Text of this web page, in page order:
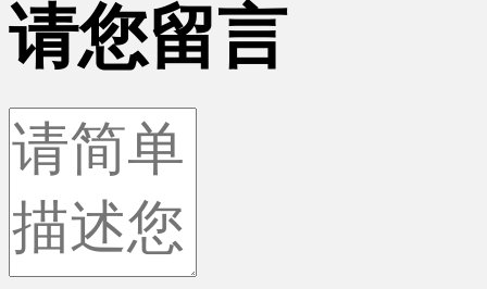
请您留言